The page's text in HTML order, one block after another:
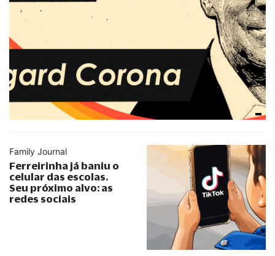
Family Journal
Ferreirinha já baniu o
celular das escolas.
Seu próximo alvo: as
redes sociais